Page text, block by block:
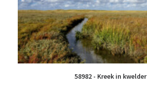
58982 - Kreek in kwelder